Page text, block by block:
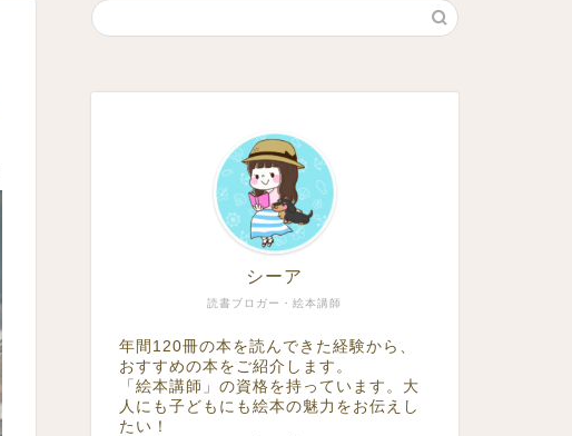
読書ブロガー・絵本講師
シーア
年間120冊の本を読んできた経験から、
おすすめの本をご紹介します。
「絵本講師」の資格を持っています。大
人にも子どもにも絵本の魅力をお伝えし
たい！